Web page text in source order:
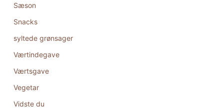
Sæson
Snacks
syltede grønsager
Værtindegave
Værtsgave
Vegetar
Vidste du